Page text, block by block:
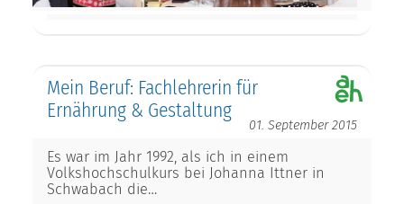
Mein Beruf: Fachlehrerin für
Ernährung & Gestaltung
01. September 2015
Es war im Jahr 1992, als ich in einem
Volkshochschulkurs bei Johanna Ittner in
Schwabach die…